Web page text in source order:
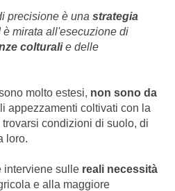
precisione è una strategia
mirata all'esecuzione di
colturalie delle
molto estesi, non sono da
appezzamenti coltivati con la
condizioni di suolo, di
loro.
interviene sulle reali necessità
e alla maggiore